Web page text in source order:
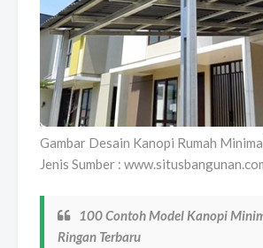
Gambar Desain Kanopi Rumah
Jenis Sumber :
100 Contoh Model Kanopi
Ringan Terbaru